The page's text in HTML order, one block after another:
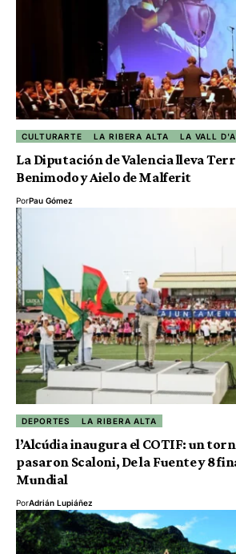
CULTURARTE LA RIBERA ALTA LA VALL
La Diputación de Valencia lleva
Benimodo y Aielo de Malferit
PorPau Gómez
DEPORTES LA RIBERA ALTA
l’Alcúdia inaugura el COTIF: un
pasaron Scaloni, De la Fuente y 8
Mundial
PorAdrián Lupiáñez